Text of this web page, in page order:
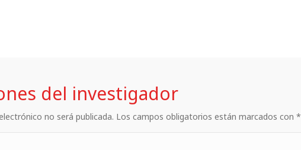
del investigador
no será publicada. Los campos obligatorios están marcados con *